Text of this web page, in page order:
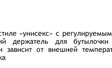
«унисекс» с
держатель для
зависит от внешней